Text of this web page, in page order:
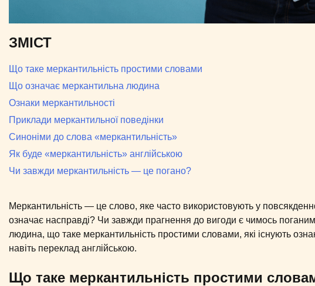
ЗМІСТ
Що таке меркантильність простими словами
Що означає меркантильна людина
Ознаки меркантильності
Приклади меркантильної поведінки
Синоніми до слова «меркантильність»
Як буде «меркантильність» англійською
Чи завжди меркантильність — це погано?
Меркантильність — це слово, яке часто використовують у
означає насправді? Чи завжди прагнення до вигоди є чимось
людина, що таке меркантильність простими словами, які існують
навіть переклад англійською.
Що таке меркантильність простими